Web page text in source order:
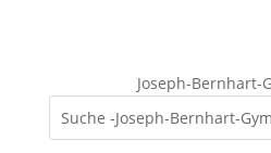
Joseph-Bernhart-